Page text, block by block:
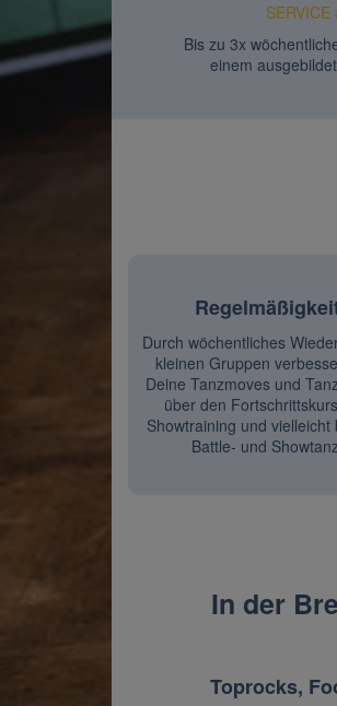
SERVICE
Bis zu 3x
einem
Durch wöchentliches
kleinen Gruppen
Deine Tanzmoves und
über den
Showtraining und vielleicht
Battle- und
In der
Toprocks,